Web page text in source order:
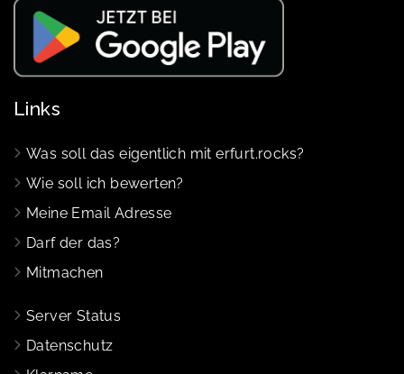
Links
Was soll das eigentlich mit erfurt.rocks?
Wie soll ich bewerten?
Meine Email Adresse
Darf der das?
Mitmachen
Server Status
Datenschutz